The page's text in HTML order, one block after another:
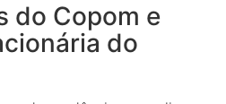
do Copom e
do